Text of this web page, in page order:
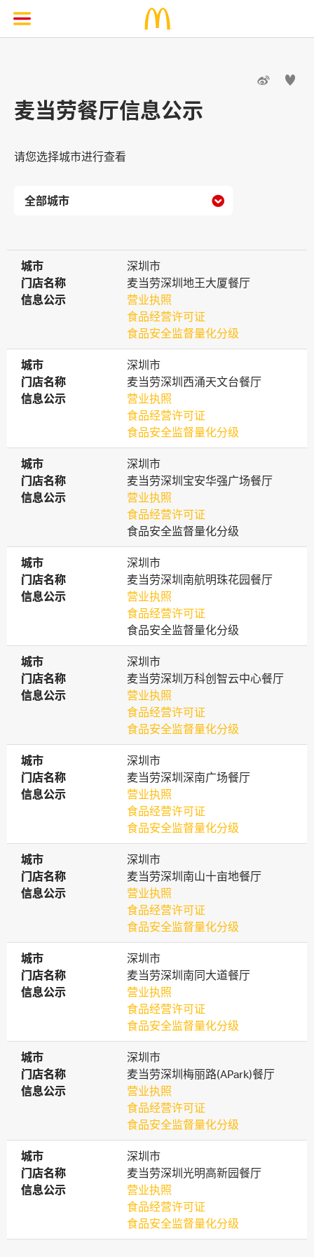
 
麦当劳餐厅信息公示
请您选择城市进行查看

城市
城市
深圳市
门店名称
门店名称
麦当劳深圳地王大厦餐厅
信息公示
信息公示
营业执照
食品经营许可证
食品安全监督量化分级
城市
城市
深圳市
门店名称
门店名称
麦当劳深圳西涌天文台餐厅
信息公示
信息公示
营业执照
食品经营许可证
食品安全监督量化分级
城市
城市
深圳市
门店名称
门店名称
麦当劳深圳宝安华强广场餐厅
信息公示
信息公示
营业执照
食品经营许可证
食品安全监督量化分级
城市
城市
深圳市
门店名称
门店名称
麦当劳深圳南航明珠花园餐厅
信息公示
信息公示
营业执照
食品经营许可证
食品安全监督量化分级
城市
城市
深圳市
门店名称
门店名称
麦当劳深圳万科创智云中心餐厅
信息公示
信息公示
营业执照
食品经营许可证
食品安全监督量化分级
城市
城市
深圳市
门店名称
门店名称
麦当劳深圳深南广场餐厅
信息公示
信息公示
营业执照
食品经营许可证
食品安全监督量化分级
城市
城市
深圳市
门店名称
门店名称
麦当劳深圳南山十亩地餐厅
信息公示
信息公示
营业执照
食品经营许可证
食品安全监督量化分级
城市
城市
深圳市
门店名称
门店名称
麦当劳深圳南同大道餐厅
信息公示
信息公示
营业执照
食品经营许可证
食品安全监督量化分级
城市
城市
深圳市
门店名称
门店名称
麦当劳深圳梅丽路(APark)餐厅
信息公示
信息公示
营业执照
食品经营许可证
食品安全监督量化分级
城市
城市
深圳市
门店名称
门店名称
麦当劳深圳光明高新园餐厅
信息公示
信息公示
营业执照
食品经营许可证
食品安全监督量化分级